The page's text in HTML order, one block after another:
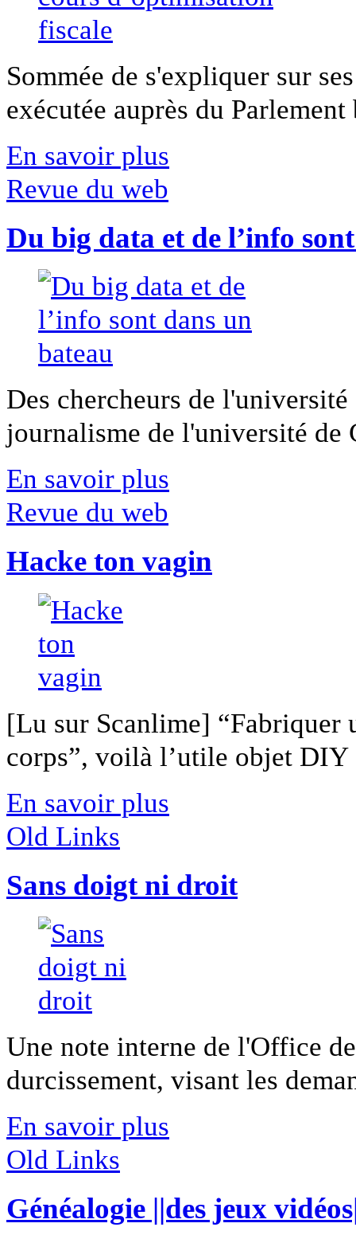
Sommée de s'expliquer sur
exécutée auprès du
En savoir plus
Revue du web
Du big data et de l’info
Des chercheurs de
journalisme de l'université
En savoir plus
Revue du web
Hacke ton vagin
[Lu sur Scanlime] “Fabriquer
corps”, voilà l’utile objet
En savoir plus
Old Links
Sans doigt ni droit
Une note interne de l'Office
durcissement, visant les
En savoir plus
Old Links
Généalogie ||des jeux